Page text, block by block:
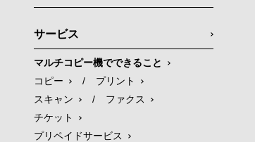
サービス
マルチコピー機でできること
コピー
/
プリント
スキャン
/
ファクス
チケット
プリペイドサービス